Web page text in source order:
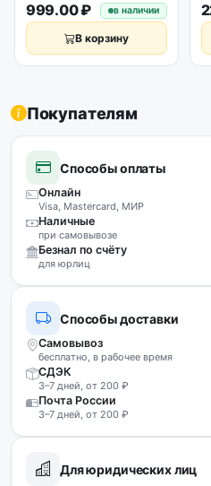
999.00 ₽ в наличии
В корзину
Покупателям
Способы оплаты
Онлайн
Visa, Mastercard, МИР
Наличные
при самовывозе
Безнал по счёту
для юрлиц
Способы доставки
Самовывоз
бесплатно, в рабочее время
СДЭК
3–7 дней, от 200 ₽
Почта России
3–7 дней, от 200 ₽
Для юридических лиц